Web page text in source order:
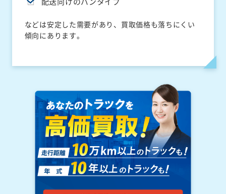
などは安定した需要があり、買取価格も落ちにくい
傾向にあります。